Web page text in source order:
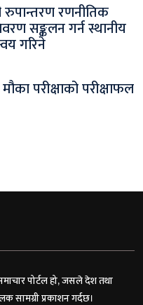
रुपान्तरण रणनीतिक
सङ्कलन गर्न स्थानीय
गरिने
परीक्षाको परीक्षाफल
पोर्टल हो, जसले देश तथा
सामग्री प्रकाशन गर्दछ।